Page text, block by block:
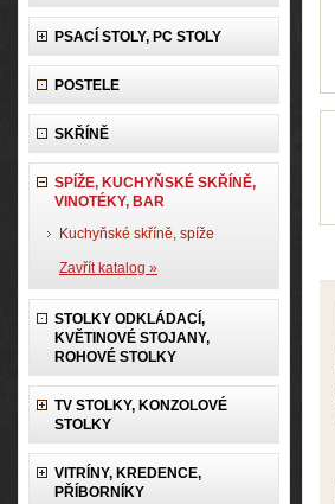
PSACÍ STOLY, PC STOLY
POSTELE
SKŘÍNĚ
SPÍŽE, KUCHYŇSKÉ SKŘÍNĚ,
VINOTÉKY, BAR
Kuchyňské skříně, spíže
Zavřít katalog »
STOLKY ODKLÁDACÍ,
KVĚTINOVÉ STOJANY,
ROHOVÉ STOLKY
TV STOLKY, KONZOLOVÉ
STOLKY
VITRÍNY, KREDENCE,
PŘÍBORNÍKY